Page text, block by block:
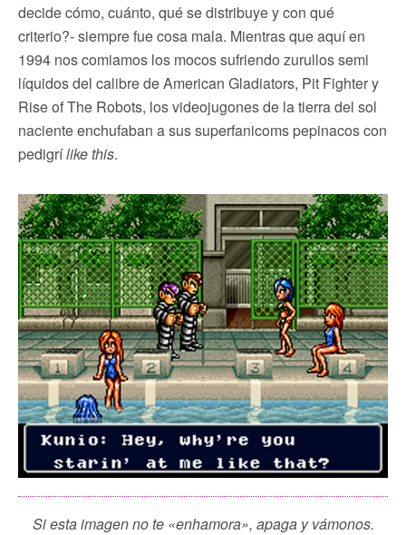
decide cómo, cuánto, qué se distribuye y con qué
criterio?- siempre fue cosa mala. Mientras que aquí en
1994 nos comiamos los mocos sufriendo zurullos semi
líquidos del calibre de American Gladiators, Pit Fighter y
Rise of The Robots, los videojugones de la tierra del sol
naciente enchufaban a sus superfanicoms pepinacos con
pedigrílike this.
Si esta imagen no te «enhamora», apaga y vámonos.